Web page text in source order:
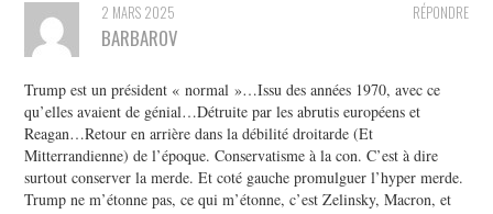
RÉPONDRE
2 MARS 2025
BARBAROV
Trump est un président « normal »…Issu des années 1970, avec ce
qu’elles avaient de génial…Détruite par les abrutis européens et
Reagan…Retour en arrière dans la débilité droitarde (Et
Mitterrandienne) de l’époque. Conservatisme à la con. C’est à dire
surtout conserver la merde. Et coté gauche promulguer l’hyper merde.
Trump ne m’étonne pas, ce qui m’étonne, c’est Zelinsky, Macron, et